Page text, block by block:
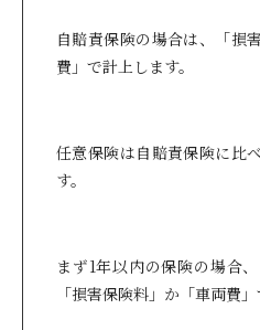
自賠責保険の場合は、「損
費」で計上します。
任意保険は自賠責保険に比
す。
まず1年以内の保険の場合
「損害保険料」か「車両費